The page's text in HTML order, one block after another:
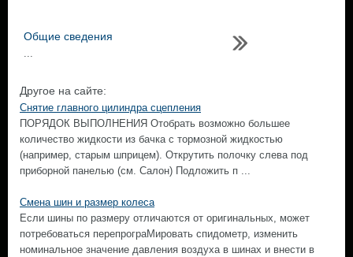
Общие сведения
...
Другое на сайте:
Снятие главного цилиндра сцепления
ПОРЯДОК ВЫПОЛНЕНИЯ Отобрать возможно большее
количество жидкости из бачка с тормозной жидкостью
(например, старым шприцем). Открутить полочку слева под
приборной панелью (см. Салон) Подложить п ...
Смена шин и размер колеса
Если шины по размеру отличаются от оригинальных, может
потребоваться перепрограМировать спидометр, изменить
номинальное значение давления воздуха в шинах и внести в